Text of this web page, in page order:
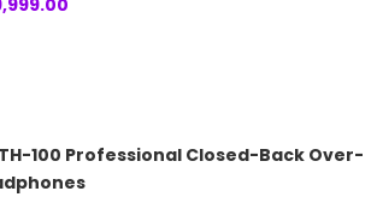
100 Professional Closed-Back Over-